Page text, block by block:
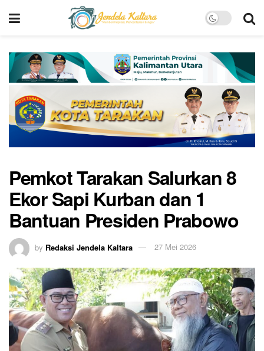
Pemkot Tarakan Salurkan 8
Ekor Sapi Kurban dan 1
Bantuan Presiden Prabowo
by Redaksi Jendela Kaltara 27 Mei 2026